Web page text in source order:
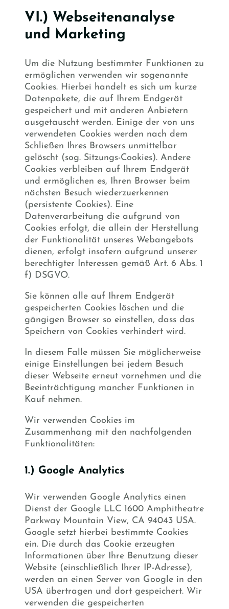
VI.) Webseitenanalyse
und Marketing
Um die Nutzung bestimmter Funktionen zu
ermöglichen verwenden wir sogenannte
Cookies. Hierbei handelt es sich um kurze
Datenpakete, die auf Ihrem Endgerät
gespeichert und mit anderen Anbietern
ausgetauscht werden. Einige der von uns
verwendeten Cookies werden nach dem
Schließen Ihres Browsers unmittelbar
gelöscht (sog. Sitzungs-Cookies). Andere
Cookies verbleiben auf Ihrem Endgerät
und ermöglichen es, Ihren Browser beim
nächsten Besuch wiederzuerkennen
(persistente Cookies). Eine
Datenverarbeitung die aufgrund von
Cookies erfolgt, die allein der Herstellung
der Funktionalität unseres Webangebots
dienen, erfolgt insofern aufgrund unserer
berechtigter Interessen gemäß Art. 6 Abs. 1
f) DSGVO.
Sie können alle auf Ihrem Endgerät
gespeicherten Cookies löschen und die
gängigen Browser so einstellen, dass das
Speichern von Cookies verhindert wird.
In diesem Falle müssen Sie möglicherweise
einige Einstellungen bei jedem Besuch
dieser Webseite erneut vornehmen und die
Beeinträchtigung mancher Funktionen in
Kauf nehmen.
Wir verwenden Cookies im
Zusammenhang mit den nachfolgenden
Funktionalitäten:
1.) Google Analytics
Wir verwenden Google Analytics einen
Dienst der Google LLC 1600 Amphitheatre
Parkway Mountain View, CA 94043 USA.
Google setzt hierbei bestimmte Cookies
ein. Die durch das Cookie erzeugten
Informationen über Ihre Benutzung dieser
Website (einschließlich Ihrer IP-Adresse),
werden an einen Server von Google in den
USA übertragen und dort gespeichert. Wir
verwenden die gespeicherten